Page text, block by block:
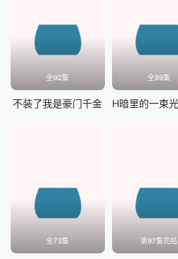
全92集
不装了我是豪门千金
全89集
全73集 第97集完结